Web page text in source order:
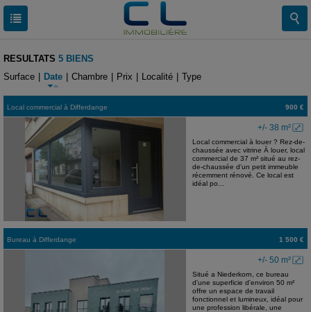
RESULTATS 5 BIENS
Surface
Date Chambre Prix Localité Type
Local commercial à Differdange 900 €
+/- 38 m²
Local commercial à louer ? Rez-de-
chaussée avec vitrine À louer, local
commercial de 37 m² situé au rez-
de-chaussée d'un petit immeuble
récemment rénové. Ce local est
idéal po...
Bureau à Differdange 1 500 €
+/- 50 m²
Situé a Niederkorn, ce bureau
d'une superficie d'environ 50 m²
offre un espace de travail
fonctionnel et lumineux, idéal pour
une profession libérale, une